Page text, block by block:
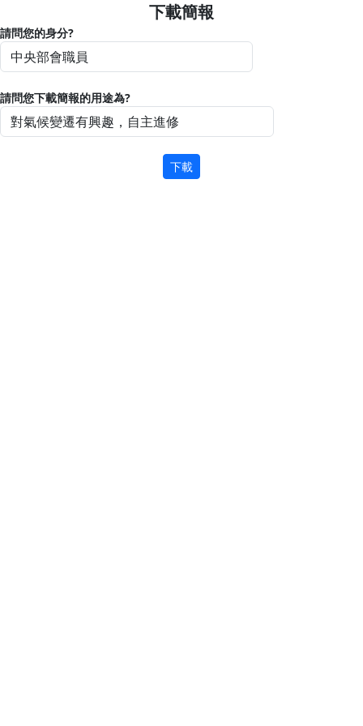
下載簡報
請問您的身分?
請問您下載簡報的用途為?